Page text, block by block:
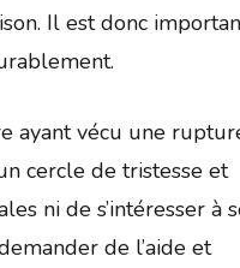
Il est donc
ayant vécu une
cercle de tristesse et
ni de s’intéresser à
de l’aide et